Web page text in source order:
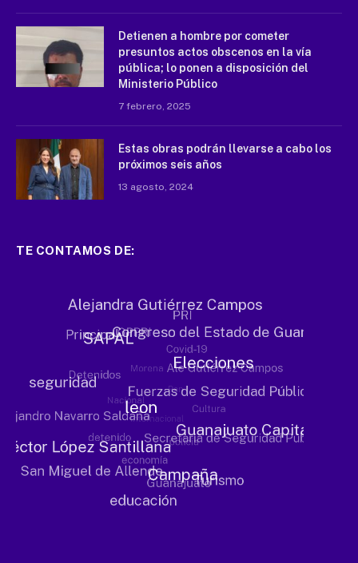
Detienen a hombre por cometer
presuntos actos obscenos en la vía
pública; lo ponen a disposición del
Ministerio Público
7 febrero, 2025
Estas obras podrán llevarse a cabo los
próximos seis años
13 agosto, 2024
TE CONTAMOS DE: